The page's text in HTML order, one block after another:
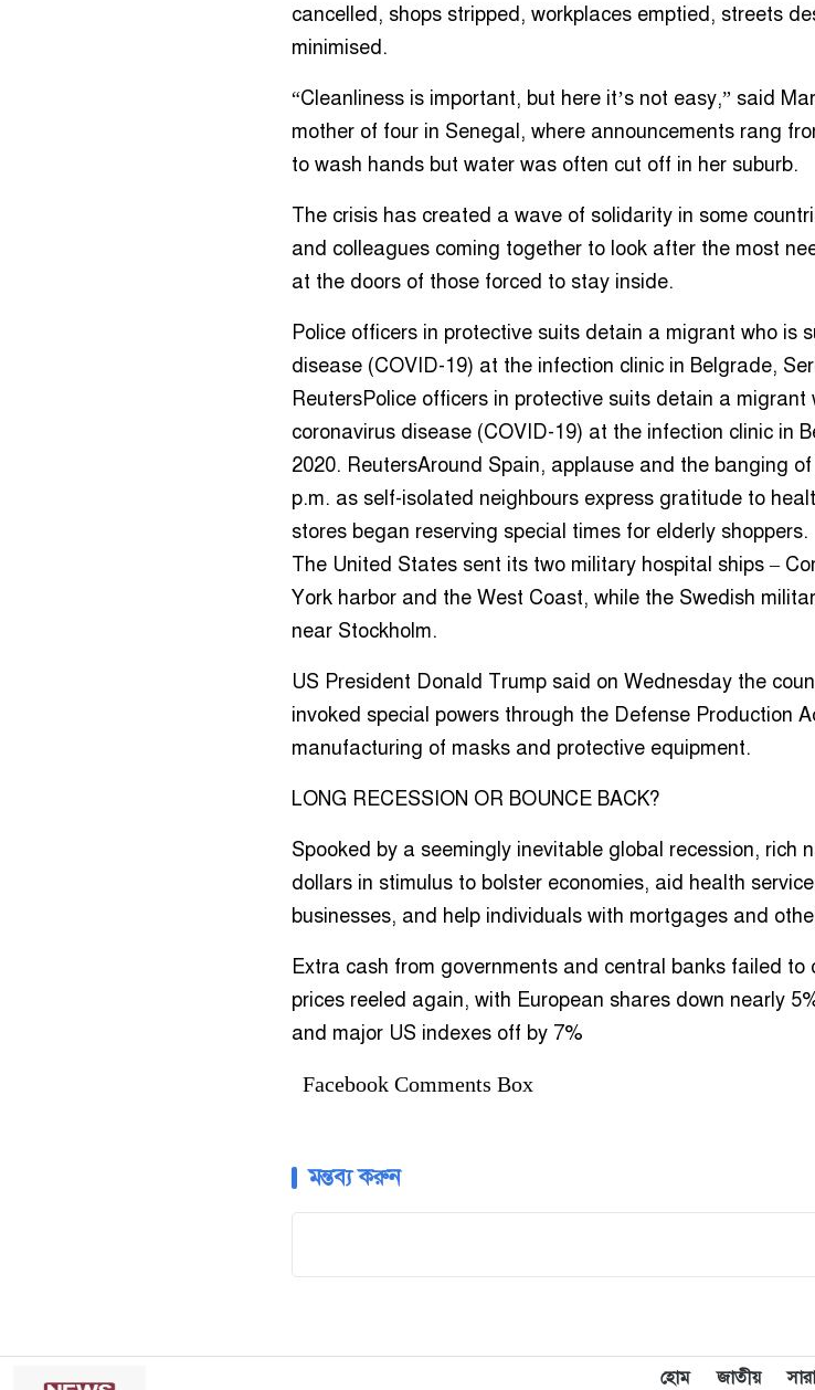
cancelled, shops stripped, workplaces emptied, streets
minimised.
“Cleanliness is important, but here it’s not easy,” said
mother of four in Senegal, where announcements rang
to wash hands but water was often cut off in her suburb.
The crisis has created a wave of solidarity in some
and colleagues coming together to look after the most
at the doors of those forced to stay inside.
Police officers in protective suits detain a migrant who is
disease (COVID-19) at the infection clinic in Belgrade,
ReutersPolice officers in protective suits detain a
coronavirus disease (COVID-19) at the infection clinic in
2020. ReutersAround Spain, applause and the banging
p.m. as self-isolated neighbours express gratitude to
stores began reserving special times for elderly shoppers.
The United States sent its two military hospital ships –
York harbor and the West Coast, while the Swedish
near Stockholm.
US President Donald Trump said on Wednesday the
invoked special powers through the Defense Production
manufacturing of masks and protective equipment.
LONG RECESSION OR BOUNCE BACK?
Spooked by a seemingly inevitable global recession, rich
dollars in stimulus to bolster economies, aid health
businesses, and help individuals with mortgages and
Extra cash from governments and central banks failed to
prices reeled again, with European shares down nearly
and major US indexes off by 7%
Facebook Comments Box
মন্তব্য করুন
হোম জাতীয়